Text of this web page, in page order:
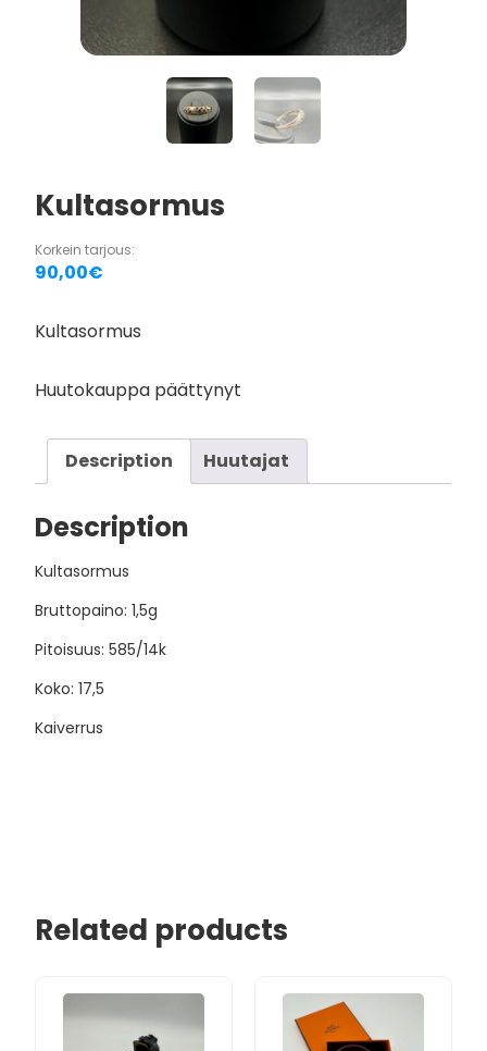
Kultasormus
Korkein tarjous:
90,00€
Kultasormus
Huutokauppa päättynyt
Description Huutajat
Description
Kultasormus
Bruttopaino: 1,5g
Pitoisuus: 585/14k
Koko: 17,5
Kaiverrus
Related products